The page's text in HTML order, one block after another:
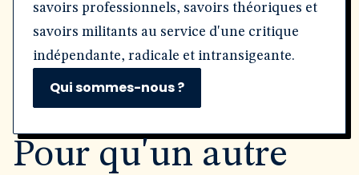
savoirs professionnels, savoirs théoriques et
savoirs militants au service d'une critique
indépendante, radicale et intransigeante.
Qui sommes-nous ?
Pour qu'un autre